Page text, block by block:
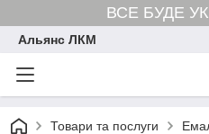
ВСЕ БУДЕ
Альянс ЛКМ
Товари та послуги